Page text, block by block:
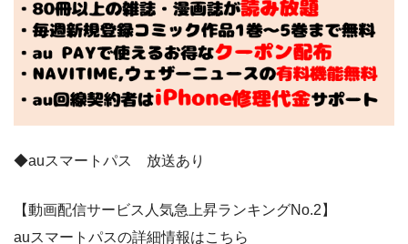
◆auスマートパス 放送あり
【動画配信サービス人気急上昇ランキングNo.2】
auスマートパスの詳細情報はこちら